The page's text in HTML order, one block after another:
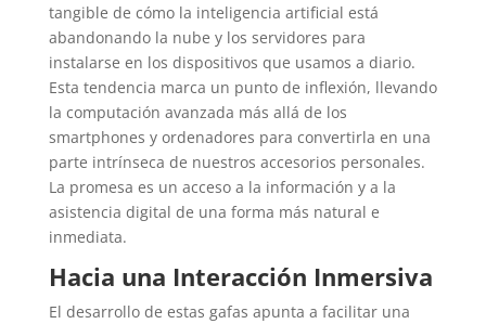
tangible de cómo la inteligencia artificial está
abandonando la nube y los servidores para
instalarse en los dispositivos que usamos a diario.
Esta tendencia marca un punto de inflexión, llevando
la computación avanzada más allá de los
smartphones y ordenadores para convertirla en una
parte intrínseca de nuestros accesorios personales.
La promesa es un acceso a la información y a la
asistencia digital de una forma más natural e
inmediata.
Hacia una Interacción Inmersiva
El desarrollo de estas gafas apunta a facilitar una